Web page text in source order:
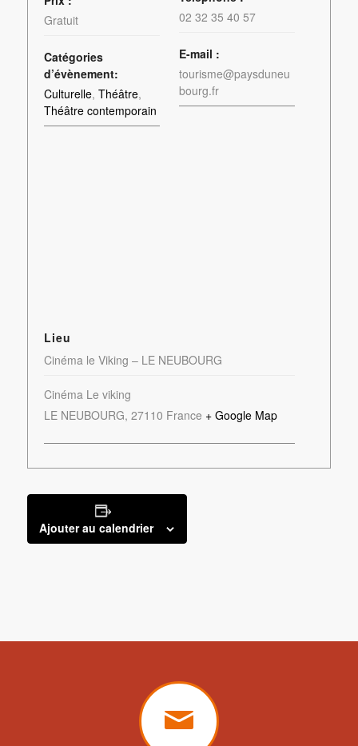
Gratuit
Catégories
d’évènement:
Culturelle, Théâtre,
Théâtre contemporain
02 32 35 40 57
E-mail :
tourisme@paysduneu
bourg.fr
Lieu
Cinéma le Viking – LE NEUBOURG
Cinéma Le viking
LE NEUBOURG, 27110 France + Google Map
Ajouter au calendrier